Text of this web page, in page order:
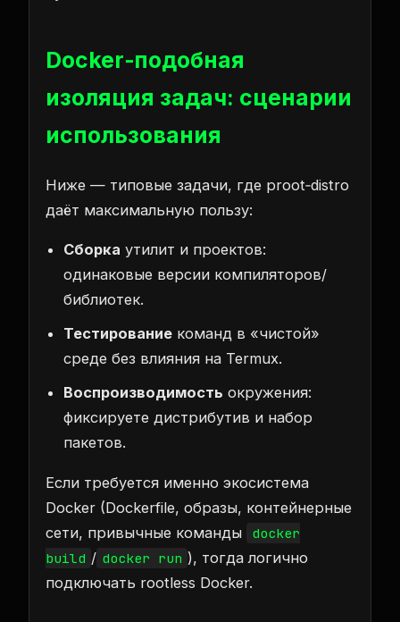
Docker‑подобная
изоляция задач: сценарии
использования
Ниже — типовые задачи, где proot‑distro
даёт максимальную пользу:
Сборка утилит и проектов:
одинаковые версии компиляторов/
библиотек.
Тестирование команд в «чистой»
среде без влияния на Termux.
Воспроизводимость окружения:
фиксируете дистрибутив и набор
пакетов.
Если требуется именно экосистема
Docker (Dockerfile, образы, контейнерные
сети, привычные команды
docker
build / docker run ), тогда логично
подключать rootless Docker.